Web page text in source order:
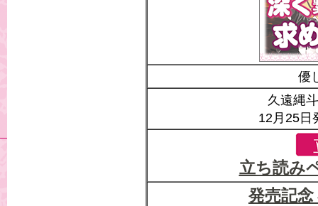
優
久遠縄
12月25日
立ち読み
発売記